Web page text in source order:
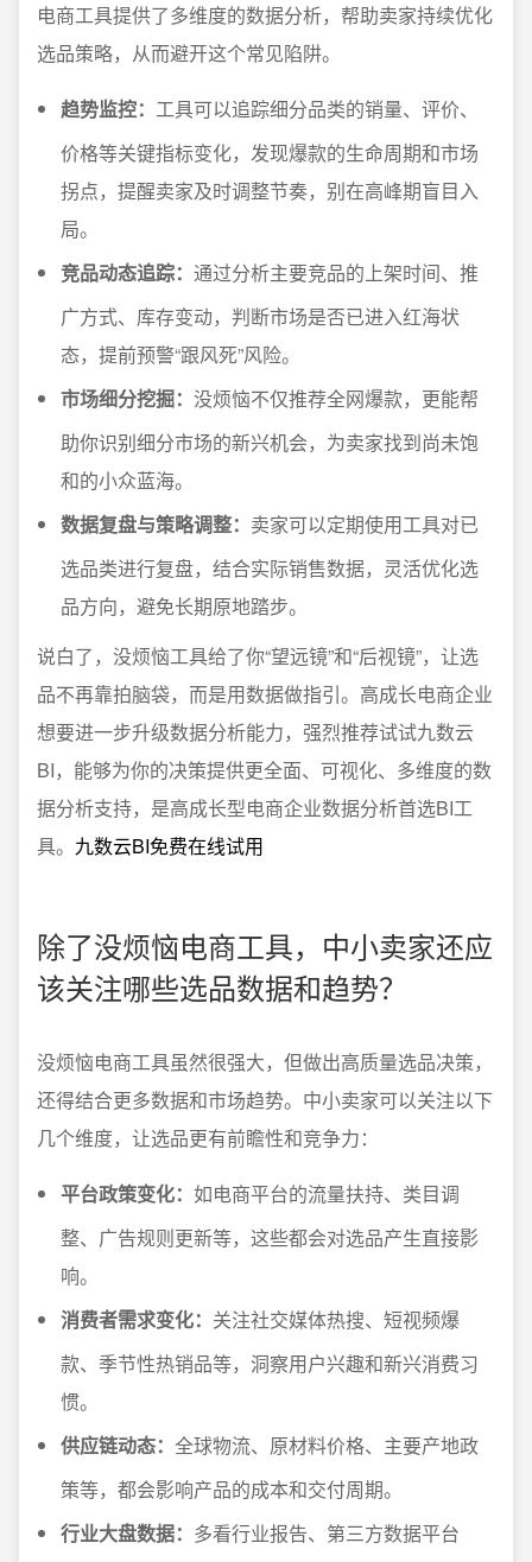
电商工具提供了多维度的数据分析，帮助卖家持续优化
选品策略，从而避开这个常见陷阱。
趋势监控： 工具可以追踪细分品类的销量、评价、
价格等关键指标变化，发现爆款的生命周期和市场
拐点，提醒卖家及时调整节奏，别在高峰期盲目入
局。
竞品动态追踪： 通过分析主要竞品的上架时间、推
广方式、库存变动，判断市场是否已进入红海状
态，提前预警“跟风死”风险。
市场细分挖掘： 没烦恼不仅推荐全网爆款，更能帮
助你识别细分市场的新兴机会，为卖家找到尚未饱
和的小众蓝海。
数据复盘与策略调整： 卖家可以定期使用工具对已
选品类进行复盘，结合实际销售数据，灵活优化选
品方向，避免长期原地踏步。
说白了，没烦恼工具给了你“望远镜”和“后视镜”，让选
品不再靠拍脑袋，而是用数据做指引。高成长电商企业
想要进一步升级数据分析能力，强烈推荐试试九数云
BI，能够为你的决策提供更全面、可视化、多维度的数
据分析支持，是高成长型电商企业数据分析首选BI工
具。 九数云BI免费在线试用
除了没烦恼电商工具，中小卖家还应
该关注哪些选品数据和趋势？
没烦恼电商工具虽然很强大，但做出高质量选品决策，
还得结合更多数据和市场趋势。中小卖家可以关注以下
几个维度，让选品更有前瞻性和竞争力：
平台政策变化： 如电商平台的流量扶持、类目调
整、广告规则更新等，这些都会对选品产生直接影
响。
消费者需求变化： 关注社交媒体热搜、短视频爆
款、季节性热销品等，洞察用户兴趣和新兴消费习
惯。
供应链动态： 全球物流、原材料价格、主要产地政
策等，都会影响产品的成本和交付周期。
行业大盘数据： 多看行业报告、第三方数据平台